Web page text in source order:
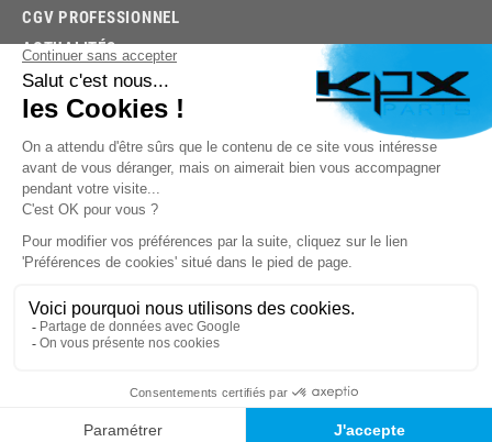
03.85.32.96.74
© 2026 -KPX PARTS- SITE CRÉÉ PARLET'S CLIC
CGV PROFESSIONNEL
ACTUALITÉS
TROUVEZ LA BONNE PIÈCE RAPIDEMENT
03.85.32.96.74